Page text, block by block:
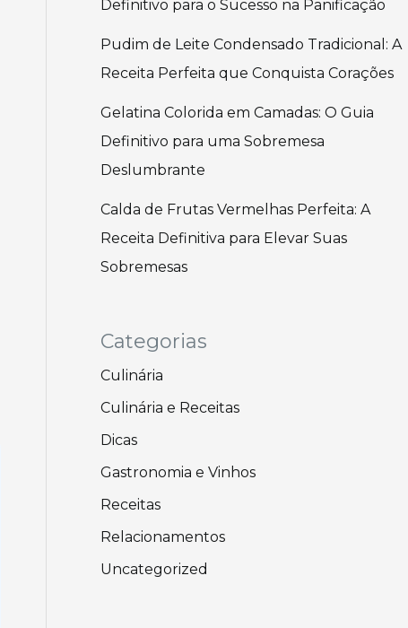
Definitivo para o Sucesso na Panificação
Pudim de Leite Condensado Tradicional: A
Receita Perfeita que Conquista Corações
Gelatina Colorida em Camadas: O Guia
Definitivo para uma Sobremesa
Deslumbrante
Calda de Frutas Vermelhas Perfeita: A
Receita Definitiva para Elevar Suas
Sobremesas
Categorias
Culinária
Culinária e Receitas
Dicas
Gastronomia e Vinhos
Receitas
Relacionamentos
Uncategorized